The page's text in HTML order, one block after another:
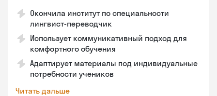
Окончила институт по специальности
лингвист-переводчик
Использует коммуникативный подход для
комфортного обучения
Адаптирует материалы под индивидуальные
потребности учеников
Читать дальше